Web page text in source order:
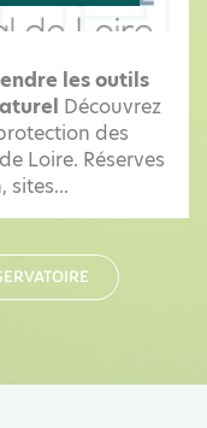
les outils
Découvrez
des
Loire. Réserves
sites...